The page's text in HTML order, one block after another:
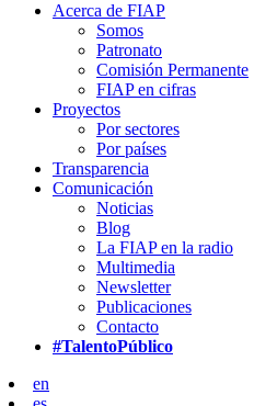
Acerca de FIAP
Somos
Patronato
Comisión Permanente
FIAP en cifras
Proyectos
Por sectores
Por países
Transparencia
Comunicación
Noticias
Blog
La FIAP en la radio
Multimedia
Newsletter
Publicaciones
Contacto
#TalentoPúblico
en